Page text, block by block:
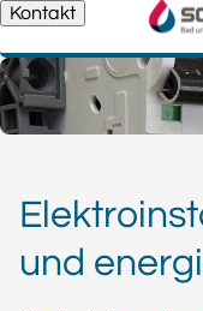
Kontakt
und